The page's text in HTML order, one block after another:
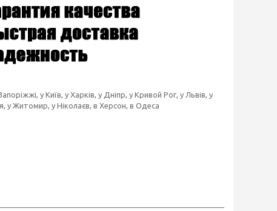
у Київ, у Харків, у Дніпр, у Кривой Рог, у Львів, у
у Житомир, у Ніколаєв, в Херсон, в Одеса